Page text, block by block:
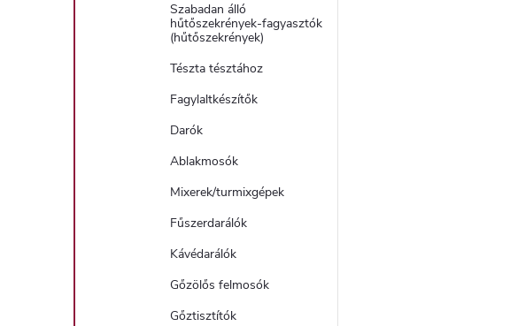
Szabadan álló
hűtőszekrények-fagyasztók
(hűtőszekrények)
Tészta tésztához
Fagylaltkészítők
Darók
Ablakmosók
Mixerek/turmixgépek
Fűszerdarálók
Kávédarálók
Gőzölős felmosók
Gőztisztítók